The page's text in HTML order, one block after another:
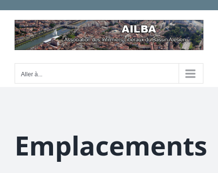
contenu
Aller à...
Emplacements